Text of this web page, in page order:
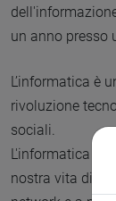
un anno presso
L’informatica è
rivoluzione
sociali.
L'informatica è
nostra vita di